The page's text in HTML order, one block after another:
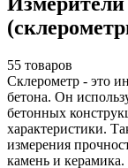
55 товаров
Склерометр - это
бетона. Он
бетонных
характеристики.
измерения
камень и керамика.